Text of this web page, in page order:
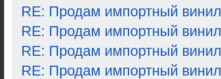
RE: Продам импортный винил
RE: Продам импортный винил
RE: Продам импортный винил
RE: Продам импортный винил